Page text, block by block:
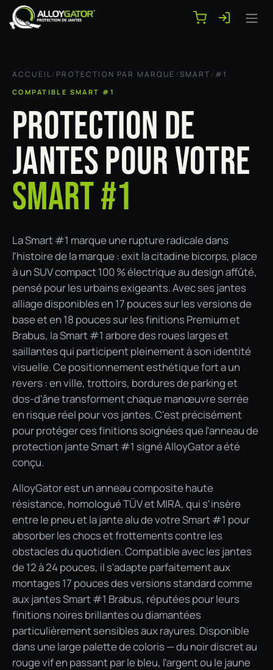
Se rendre au contenu
ACCUEIL/ PROTECTION PAR MARQUE /SMART / #1
COMPATIBLE SMART #1
PROTECTION DE
JANTES POUR VOTRE
SMART #1
La Smart #1 marque une rupture radicale dans
l'histoire de la marque : exit la citadine bicorps, place
à un SUV compact 100 % électrique au design affûté,
pensé pour les urbains exigeants. Avec ses jantes
alliage disponibles en 17 pouces sur les versions de
base et en 18 pouces sur les finitions Premium et
Brabus, la Smart #1 arbore des roues larges et
saillantes qui participent pleinement à son identité
visuelle. Ce positionnement esthétique fort a un
revers : en ville, trottoirs, bordures de parking et
dos-d'âne transforment chaque manœuvre serrée
en risque réel pour vos jantes. C'est précisément
pour protéger ces finitions soignées que l'anneau de
protection jante Smart #1 signé AlloyGator a été
conçu.
AlloyGator est un anneau composite haute
résistance, homologué TÜV et MIRA, qui s'insère
entre le pneu et la jante alu de votre Smart #1 pour
absorber les chocs et frottements contre les
obstacles du quotidien. Compatible avec les jantes
de 12 à 24 pouces, il s'adapte parfaitement aux
montages 17 pouces des versions standard comme
aux jantes Smart #1 Brabus, réputées pour leurs
finitions noires brillantes ou diamantées
particulièrement sensibles aux rayures. Disponible
dans une large palette de coloris — du noir discret au
rouge vif en passant par le bleu, l'argent ou le jaune